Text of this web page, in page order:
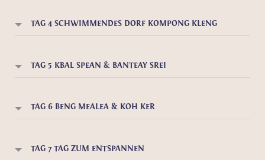
TAG 4 SCHWIMMENDES DORF KOMPONG KLENG
TAG 5 KBAL SPEAN & BANTEAY SREI
TAG 6 BENG MEALEA & KOH KER
TAG 7 TAG ZUM ENTSPANNEN